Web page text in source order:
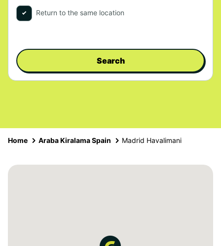
Return to the same location
Search
Home Araba Kiralama Spain Madrid Havalimani